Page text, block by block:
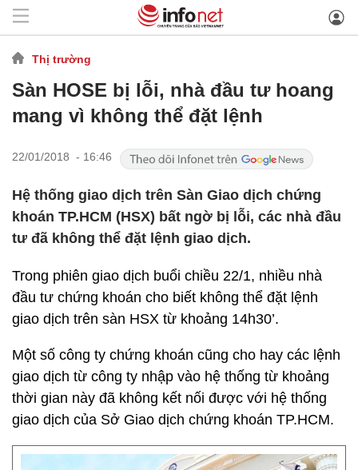
Thị trường
Sàn HOSE bị lỗi, nhà đầu tư hoang
mang vì không thể đặt lệnh
22/01/2018 - 16:46
Hệ thống giao dịch trên Sàn Giao dịch chứng
khoán TP.HCM (HSX) bất ngờ bị lỗi, các nhà đầu
tư đã không thể đặt lệnh giao dịch.
Trong phiên giao dịch buổi chiều 22/1, nhiều nhà
đầu tư chứng khoán cho biết không thể đặt lệnh
giao dịch trên sàn HSX từ khoảng 14h30’.
Một số công ty chứng khoán cũng cho hay các lệnh
giao dịch từ công ty nhập vào hệ thống từ khoảng
thời gian này đã không kết nối được với hệ thống
giao dịch của Sở Giao dịch chứng khoán TP.HCM.